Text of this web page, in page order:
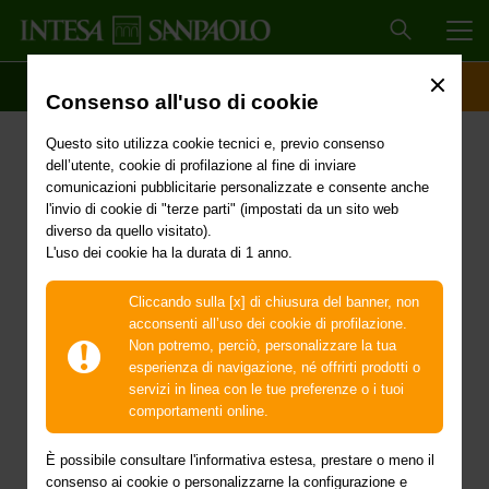
Consenso all'uso di cookie
Questo sito utilizza cookie tecnici e, previo consenso
dell’utente, cookie di profilazione al fine di inviare
comunicazioni pubblicitarie personalizzate e consente anche
l'invio di cookie di "terze parti" (impostati da un sito web
diverso da quello visitato).
L'uso dei cookie ha la durata di 1 anno.
Cliccando sulla [x] di chiusura del banner, non
acconsenti all’uso dei cookie di profilazione.
Non potremo, perciò, personalizzare la tua
esperienza di navigazione, né offrirti prodotti o
servizi in linea con le tue preferenze o i tuoi
comportamenti online.
È possibile consultare l'informativa estesa, prestare o meno il
consenso ai cookie o personalizzarne la configurazione e
Primi interventi urgenti di
protezione civile in
conseguenza degli
eccezionali eventi
meteorologici verificatisi
dal 9 febbraio al 31
marzo 2024 nel territorio
della città metropolitana